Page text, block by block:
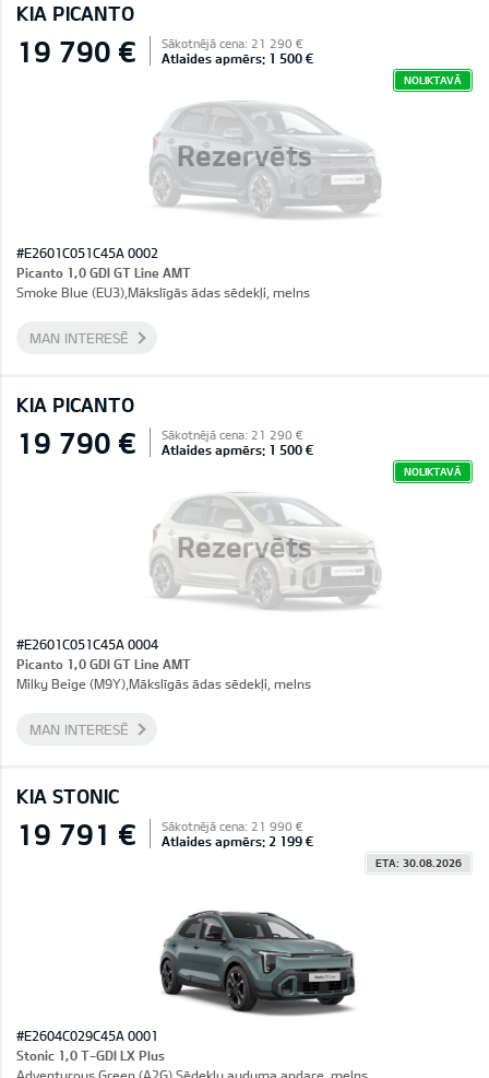
KIA PICANTO
Rezervēts
19 790 € Sākotnējā cena: 21 290 €
Atlaides apmērs: 1 500 €
NOLIKTAVĀ
#E2601C051C45A 0002
Picanto 1,0 GDI GT Line AMT
Smoke Blue (EU3),Mākslīgās ādas sēdekļi, melns
MAN INTERESĒ
KIA PICANTO
Rezervēts
19 790 € Sākotnējā cena: 21 290 €
Atlaides apmērs: 1 500 €
NOLIKTAVĀ
#E2601C051C45A 0004
Picanto 1,0 GDI GT Line AMT
Milky Beige (M9Y),Mākslīgās ādas sēdekļi, melns
MAN INTERESĒ
KIA STONIC
19 791 € Sākotnējā cena: 21 990 €
Atlaides apmērs: 2 199 €
ETA: 30.08.2026
#E2604C029C45A 0001
Stonic 1,0 T-GDI LX Plus
Adventurous Green (A2G),Sēdekļu auduma apdare, melns